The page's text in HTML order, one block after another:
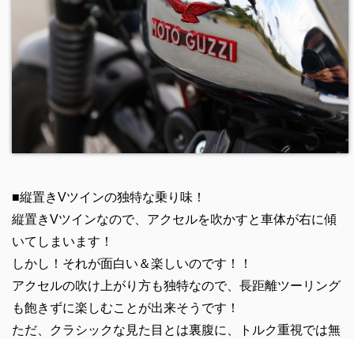
■縦置きVツインの独特な乗り味！
縦置きVツインなので、アクセルを吹かすと車体が右に傾
いてしまいます！
しかし！それが面白い＆楽しいのです！！
アクセルの吹け上がり方も独特なので、長距離ツーリング
も飽きずに楽しむことが出来そうです！
ただ、クラシックな見た目とは裏腹に、トルク重視では無